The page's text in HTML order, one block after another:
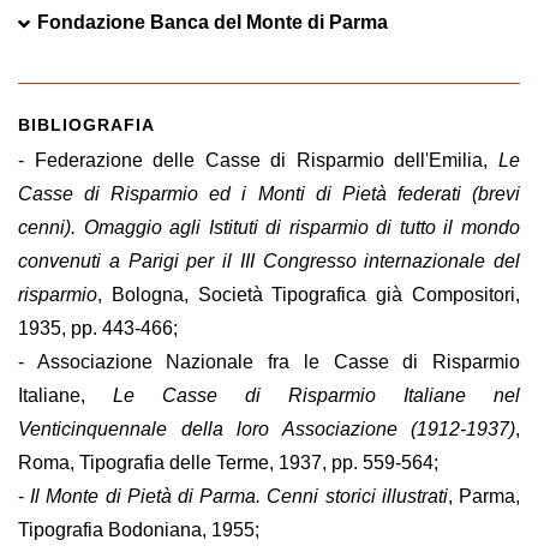
Fondazione Banca del Monte di Parma
BIBLIOGRAFIA
- Federazione delle Casse di Risparmio dell'Emilia, Le
Casse di Risparmio ed i Monti di Pietà federati (brevi
cenni). Omaggio agli Istituti di risparmio di tutto il mondo
convenuti a Parigi per il III Congresso internazionale del
risparmio, Bologna, Società Tipografica già Compositori,
1935, pp. 443-466;
- Associazione Nazionale fra le Casse di Risparmio
Italiane, Le Casse di Risparmio Italiane nel
Venticinquennale della loro Associazione (1912-1937),
Roma, Tipografia delle Terme, 1937, pp. 559-564;
-Il Monte di Pietà di Parma. Cenni storici illustrati, Parma,
Tipografia Bodoniana, 1955;